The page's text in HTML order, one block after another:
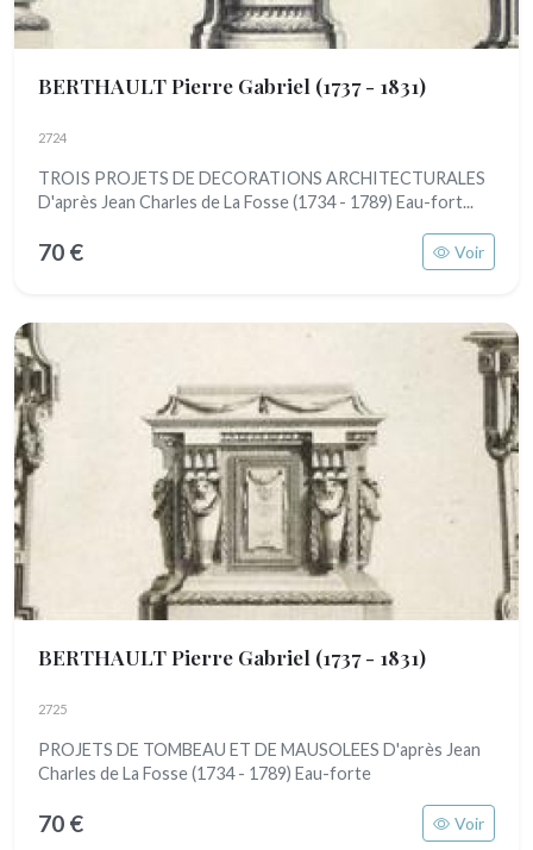
BERTHAULT Pierre Gabriel (1737 - 1831)
2724
TROIS PROJETS DE DECORATIONS ARCHITECTURALES
D'après Jean Charles de La Fosse (1734 - 1789) Eau-fort...
70 € Voir
BERTHAULT Pierre Gabriel (1737 - 1831)
2725
PROJETS DE TOMBEAU ET DE MAUSOLEES D'après Jean
Charles de La Fosse (1734 - 1789) Eau-forte
70 € Voir